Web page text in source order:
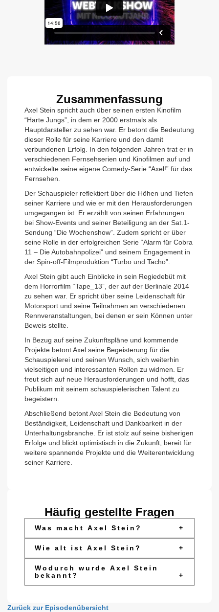
Zusammenfassung
Axel Stein spricht auch über seinen ersten Kinofilm
“Harte Jungs”, in dem er 2000 erstmals als
Hauptdarsteller zu sehen war. Er betont die Bedeutung
dieser Rolle für seine Karriere und den damit
verbundenen Erfolg. In den folgenden Jahren trat er in
verschiedenen Fernsehserien und Kinofilmen auf und
entwickelte seine eigene Comedy-Serie “Axel!” für das
Fernsehen.
Der Schauspieler reflektiert über die Höhen und Tiefen
seiner Karriere und wie er mit den Herausforderungen
umgegangen ist. Er erzählt von seinen Erfahrungen
bei Show-Events und seiner Beteiligung an der Sat.1-
Sendung “Die Wochenshow”. Zudem spricht er über
seine Rolle in der erfolgreichen Serie “Alarm für Cobra
11 – Die Autobahnpolizei” und seinem Engagement in
der Spin-off-Filmproduktion “Turbo und Tacho”.
Axel Stein gibt auch Einblicke in sein Regiedebüt mit
dem Horrorfilm “Tape_13”, der auf der Berlinale 2014
zu sehen war. Er spricht über seine Leidenschaft für
Motorsport und seine Teilnahmen an verschiedenen
Rennveranstaltungen, bei denen er sein Können unter
Beweis stellte.
In Bezug auf seine Zukunftspläne und kommende
Projekte betont Axel seine Begeisterung für die
Schauspielerei und seinen Wunsch, sich weiterhin
vielseitigen und interessanten Rollen zu widmen. Er
freut sich auf neue Herausforderungen und hofft, das
Publikum mit seinem schauspielerischen Talent zu
begeistern.
Abschließend betont Axel Stein die Bedeutung von
Beständigkeit, Leidenschaft und Dankbarkeit in der
Unterhaltungsbranche. Er ist stolz auf seine bisherigen
Erfolge und blickt optimistisch in die Zukunft, bereit für
weitere spannende Projekte und die Weiterentwicklung
seiner Karriere.
Häufig gestellte Fragen
Was macht Axel Stein? +
Wie alt ist Axel Stein? +
Wodurch wurde Axel Stein
bekannt?
+
Zurück zur Episodenübersicht